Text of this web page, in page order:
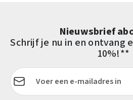
Nieuwsbrief
Schrijf je nu in en ontvang
10%!**
E-mailadres*